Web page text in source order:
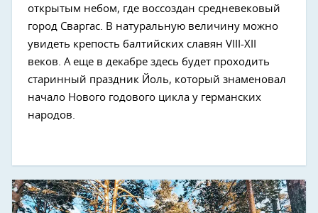
открытым небом, где воссоздан средневековый
город Сваргас. В натуральную величину можно
увидеть крепость балтийских славян VIII-XII
веков. А еще в декабре здесь будет проходить
старинный праздник Йоль, который знаменовал
начало Нового годового цикла у германских
народов.